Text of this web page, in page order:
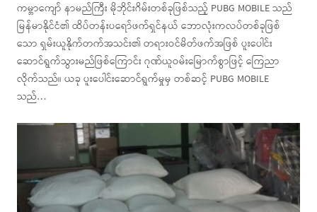
ကမ္ဘာကျော် နာမည်ကြီး မိုဘိုင်းဂိမ်းတစ်ခုဖြစ်သည့် PUBG MOBILE သည်
မြန်မာနိုင်ငံ၏ ထိပ်တန်းပရော်ဖက်ရှင်နယ် ဘောလုံးကလပ်တစ်ခုဖြစ်
သော ရှမ်းယူနိုက်တက်အသင်း၏ တရားဝင်မိတ်ဖက်အဖြစ် ပူးပေါင်း
ဆောင်ရွက်သွားမည်ဖြစ်ကြောင်း ဂုဏ်ယူဝမ်းမြောက်စွာဖြင့် ကြေညာ
လိုက်သည်။ ယခု ပူးပေါင်းဆောင်ရွက်မှုမှ တစ်ဆင့် PUBG MOBILE
သည်…